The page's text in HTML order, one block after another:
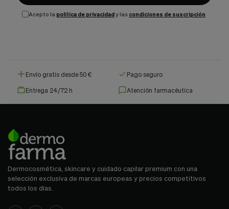
Acepto la política de privacidady las condiciones de suscripción
Envío gratis desde 50 € Pago seguro
Entrega 24/72 h Atención farmacéutica
Dermocosmética, skincare y cuidado capilar premium con una
selección exclusiva de marcas europeas y precios competitivos
todos los días.